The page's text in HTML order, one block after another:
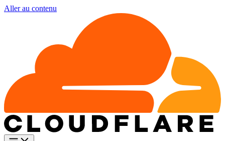
Aller au contenu